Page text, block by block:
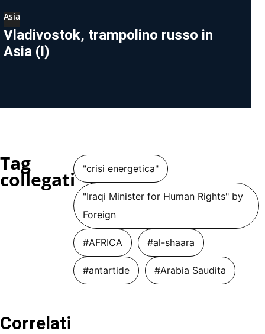
Asia
Vladivostok, trampolino russo in
Asia (I)
Tag
collegati "crisi energetica"
"Iraqi Minister for Human Rights" by
Foreign
#AFRICA #al-shaara
#antartide #Arabia Saudita
Correlati